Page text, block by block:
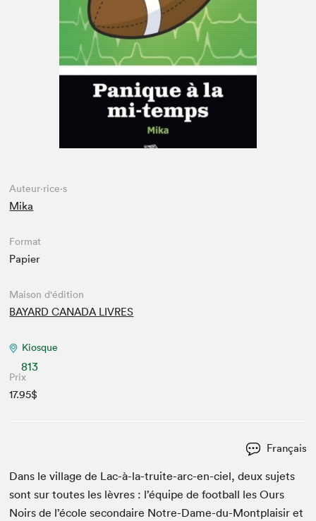
Espace enseignant·e·s
Espace pro
Auteur·rice·s
Mika
Format
Papier
Maison d'édition
BAYARD CANADA LIVRES
Kiosque
813
Prix
17.95$
Français
Dans le vil­lage de Lac-à-la-tru­ite-arc-en-ciel, deux sujets
sont sur toutes les lèvres : l’équipe de foot­ball les Ours
Noirs de l’école sec­ondaire Notre-Dame-du-Mont­plaisir et